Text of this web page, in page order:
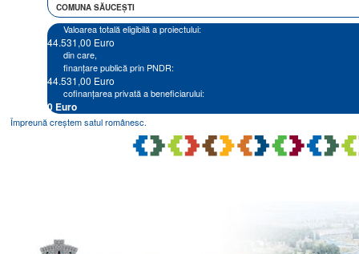
COMUNA SĂUCEȘTI
Valoarea totală eligibilă a proiectului:
44.531,00 Euro
din care,
finanțare publică prin PNDR:
44.531,00 Euro
cofinanțarea privată a beneficiarului:
Împreună creștem satul românesc.